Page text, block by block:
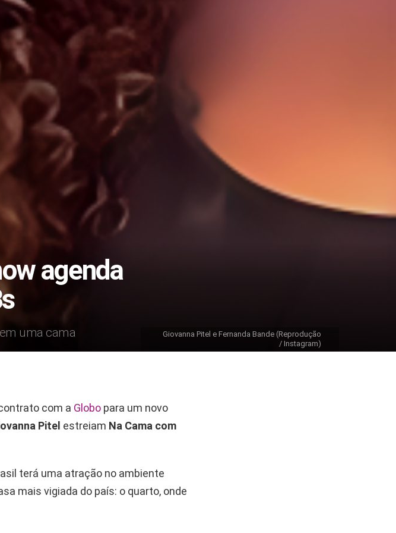
agenda
uma cama
Giovanna Pitel e Fernanda Bande (Reprodução
/ Instagram)
com a Globo para um novo
Pitel estreiam Na Cama com
terá uma atração no ambiente
mais vigiada do país: o quarto, onde